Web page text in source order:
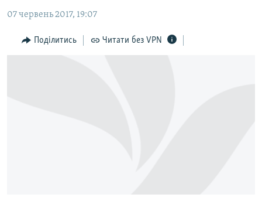
Перейти
пошуку
ПОГЛЯД
ІНТЕРВ'Ю
07 червень 2017, 19:07
Поділитись Читати без VPN